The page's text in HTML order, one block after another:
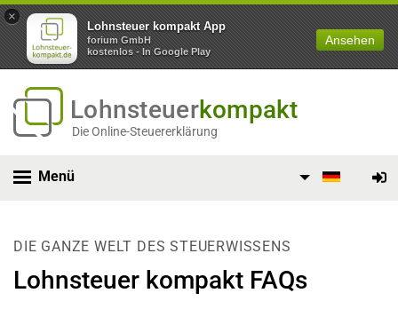
×
Lohnsteuer kompakt App
forium GmbH
kostenlos - In Google Play
Ansehen
Lohnsteuerkompakt
Die Online-Steuererklärung
Menü
DIE GANZE WELT DES STEUERWISSENS
Lohnsteuer kompakt FAQs